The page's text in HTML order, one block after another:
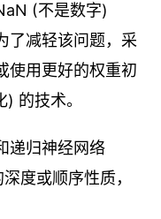
(不是数字)
了减轻该问题，采
使用更好的权重初
的技术。
递归神经网络
度或顺序性质，